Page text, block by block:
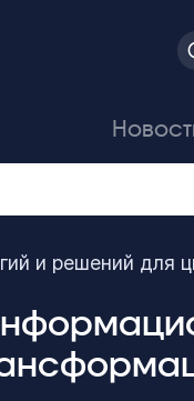
и решений для